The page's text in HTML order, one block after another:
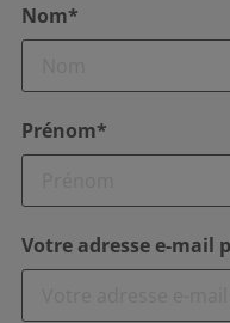
Nom*
Prénom*
Votre adresse e-mail